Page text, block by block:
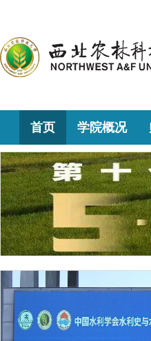
首页 学院概况